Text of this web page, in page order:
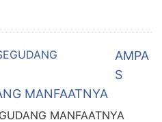
AMPA
S
MANFAATNYA
MANFAATNYA